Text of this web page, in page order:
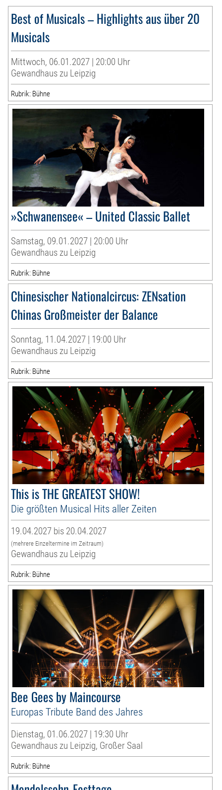
Best of Musicals – Highlights aus über 20
Musicals
Mittwoch, 06.01.2027 | 20:00 Uhr
Gewandhaus zu Leipzig
Rubrik: Bühne
»Schwanensee« – United Classic Ballet
Samstag, 09.01.2027 | 20:00 Uhr
Gewandhaus zu Leipzig
Rubrik: Bühne
Chinesischer Nationalcircus: ZENsation
Chinas Großmeister der Balance
Sonntag, 11.04.2027 | 19:00 Uhr
Gewandhaus zu Leipzig
Rubrik: Bühne
This is THE GREATEST SHOW!
Die größten Musical Hits aller Zeiten
19.04.2027 bis 20.04.2027
(mehrere Einzeltermine im Zeitraum)
Gewandhaus zu Leipzig
Rubrik: Bühne
Bee Gees by Maincourse
Europas Tribute Band des Jahres
Dienstag, 01.06.2027 | 19:30 Uhr
Gewandhaus zu Leipzig, Großer Saal
Rubrik: Bühne